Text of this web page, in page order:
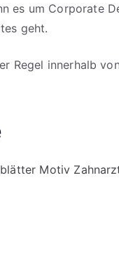
es um Corporate
geht.
Regel innerhalb